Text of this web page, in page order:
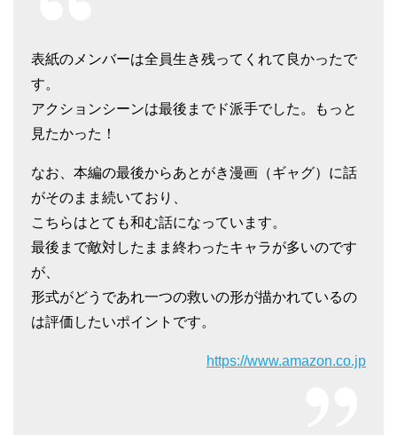
表紙のメンバーは全員生き残ってくれて良かったで
す。
アクションシーンは最後までド派手でした。もっと
見たかった！
なお、本編の最後からあとがき漫画（ギャグ）に話
がそのまま続いており、
こちらはとても和む話になっています。
最後まで敵対したまま終わったキャラが多いのです
が、
形式がどうであれ一つの救いの形が描かれているの
は評価したいポイントです。
https://www.amazon.co.jp